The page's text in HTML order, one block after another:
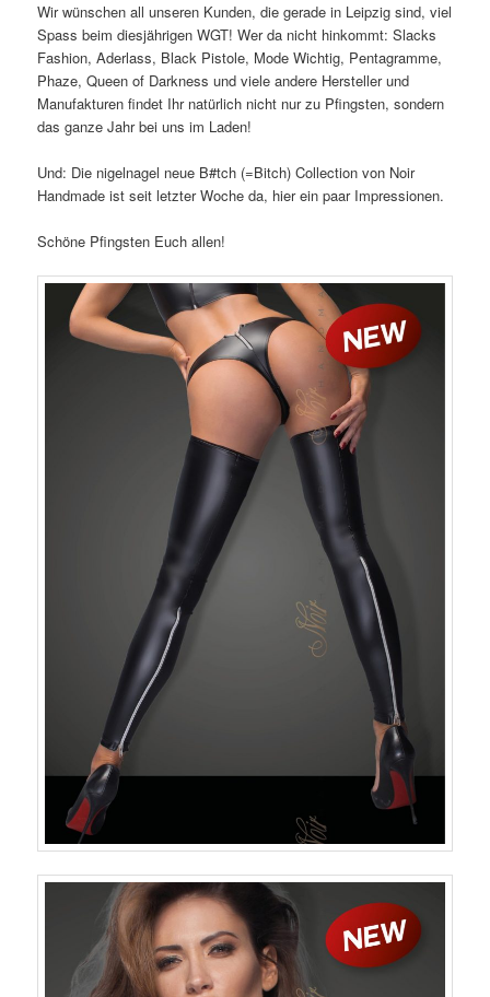
Wir wünschen all unseren Kunden, die gerade in Leipzig sind, viel
Spass beim diesjährigen WGT! Wer da nicht hinkommt: Slacks
Fashion, Aderlass, Black Pistole, Mode Wichtig, Pentagramme,
Phaze, Queen of Darkness und viele andere Hersteller und
Manufakturen findet Ihr natürlich nicht nur zu Pfingsten, sondern
das ganze Jahr bei uns im Laden!
Und: Die nigelnagel neue B#tch (=Bitch) Collection von Noir
Handmade ist seit letzter Woche da, hier ein paar Impressionen.
Schöne Pfingsten Euch allen!